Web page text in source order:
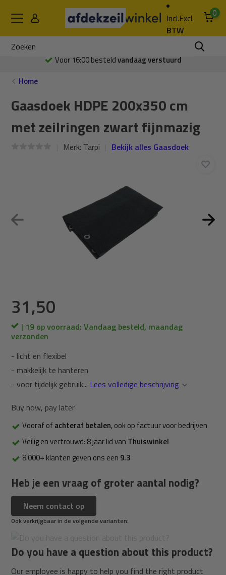
Incl.Excl.
BTW
0
Voor 16:00 besteldvandaag verstuurd
Home
Gaasdoek HDPE 200x350 cm
met zeilringen zwart fijnmazig
Merk: Tarpi Bekijk alles Gaasdoek
31,50
| 19 op voorraad: Vandaag besteld, maandag
verzonden
- licht en flexibel
- makkelijk te hanteren
- voor tijdelijk gebruik... Lees volledige beschrijving
Buy now, pay later
Vooraf ofachteraf betalen, ook op factuur voor bedrijven
Veilig en vertrouwd: 8 jaar lid van Thuiswinkel
8.000+ klanten geven ons een 9.3
Heb je een vraag of groter aantal nodig?
Neem contact op
Ook verkrijgbaar in de volgende varianten:
Do you have a question about this product?
Our employee is happy to help you find the right product